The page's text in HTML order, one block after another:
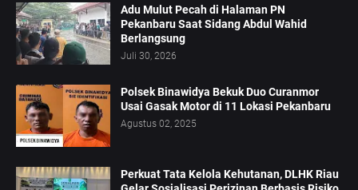
Adu Mulut Pecah di Halaman PN
Pekanbaru Saat Sidang Abdul Wahid
Berlangsung
Juli 30, 2026
Polsek Binawidya Bekuk Duo Curanmor
Usai Gasak Motor di 11 Lokasi Pekanbaru
Agustus 02, 2025
Perkuat Tata Kelola Kehutanan, DLHK Riau